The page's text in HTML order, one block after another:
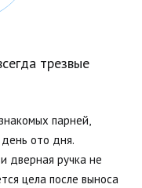
трезвые
парней,
ото дня.
дверная ручка не
цела после выноса